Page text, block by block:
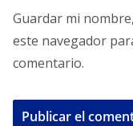
Guardar mi
este navegador
comentario.